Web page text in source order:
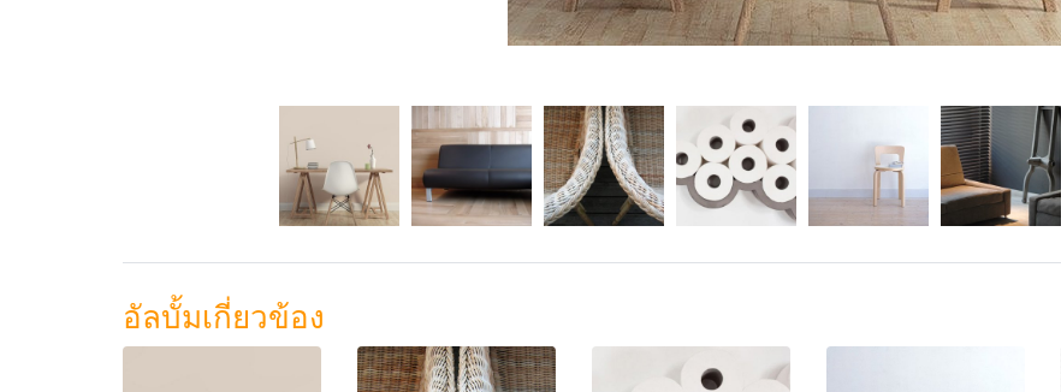
อัลบั้มเกี่ยวข้อง